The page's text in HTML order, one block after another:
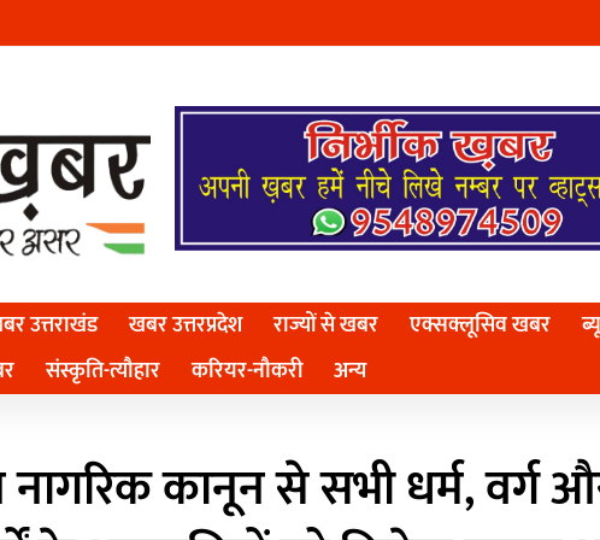
उत्तराखंड खबर उत्तरप्रदेश राज्यों से खबर एक्सक्लूसिव खबर
संस्कृति-त्यौहार करियर-नौकरी अन्य
कानून से सभी धर्म, वर्ग